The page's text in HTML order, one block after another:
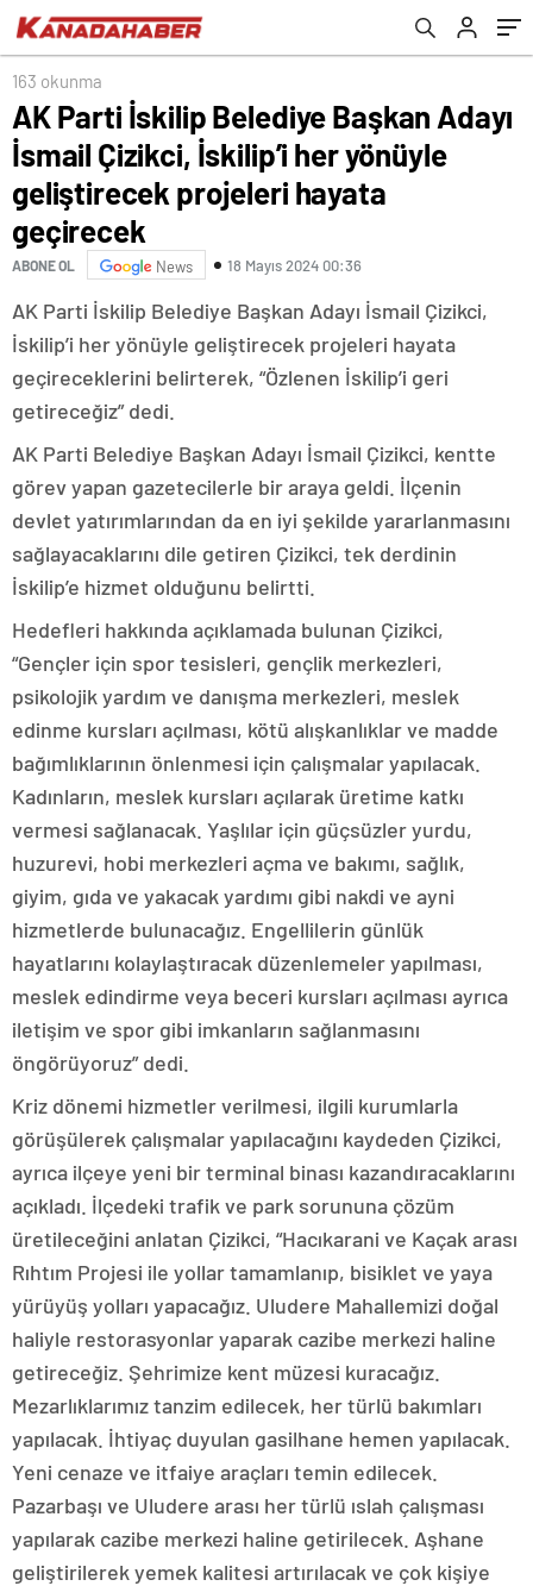
163 okunma
AK Parti İskilip Belediye Başkan Adayı
İsmail Çizikci, İskilip’i her yönüyle
geliştirecek projeleri hayata
geçirecek
ABONE OL News 18 Mayıs 2024 00:36
AK Parti İskilip Belediye Başkan Adayı İsmail Çizikci,
İskilip’i her yönüyle geliştirecek projeleri hayata
geçireceklerini belirterek, “Özlenen İskilip’i geri
getireceğiz” dedi.
AK Parti Belediye Başkan Adayı İsmail Çizikci, kentte
görev yapan gazetecilerle bir araya geldi. İlçenin
devlet yatırımlarından da en iyi şekilde yararlanmasını
sağlayacaklarını dile getiren Çizikci, tek derdinin
İskilip’e hizmet olduğunu belirtti.
Hedefleri hakkında açıklamada bulunan Çizikci,
“Gençler için spor tesisleri, gençlik merkezleri,
psikolojik yardım ve danışma merkezleri, meslek
edinme kursları açılması, kötü alışkanlıklar ve madde
bağımlıklarının önlenmesi için çalışmalar yapılacak.
Kadınların, meslek kursları açılarak üretime katkı
vermesi sağlanacak. Yaşlılar için güçsüzler yurdu,
huzurevi, hobi merkezleri açma ve bakımı, sağlık,
giyim, gıda ve yakacak yardımı gibi nakdi ve ayni
hizmetlerde bulunacağız. Engellilerin günlük
hayatlarını kolaylaştıracak düzenlemeler yapılması,
meslek edindirme veya beceri kursları açılması ayrıca
iletişim ve spor gibi imkanların sağlanmasını
öngörüyoruz” dedi.
Kriz dönemi hizmetler verilmesi, ilgili kurumlarla
görüşülerek çalışmalar yapılacağını kaydeden Çizikci,
ayrıca ilçeye yeni bir terminal binası kazandıracaklarını
açıkladı. İlçedeki trafik ve park sorununa çözüm
üretileceğini anlatan Çizikci, “Hacıkarani ve Kaçak arası
Rıhtım Projesi ile yollar tamamlanıp, bisiklet ve yaya
yürüyüş yolları yapacağız. Uludere Mahallemizi doğal
haliyle restorasyonlar yaparak cazibe merkezi haline
getireceğiz. Şehrimize kent müzesi kuracağız.
Mezarlıklarımız tanzim edilecek, her türlü bakımları
yapılacak. İhtiyaç duyulan gasilhane hemen yapılacak.
Yeni cenaze ve itfaiye araçları temin edilecek.
Pazarbaşı ve Uludere arası her türlü ıslah çalışması
yapılarak cazibe merkezi haline getirilecek. Aşhane
geliştirilerek yemek kalitesi artırılacak ve çok kişiye